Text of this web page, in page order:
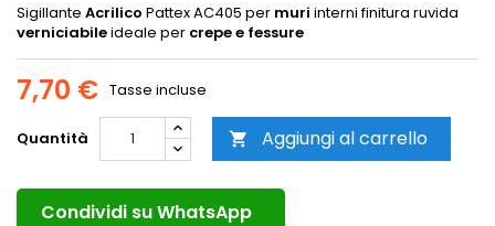
Sigillante Acrilico Pattex AC405 per muri interni finitura ruvida
verniciabileideale per crepe e fessure
7,70 € Tasse incluse
Quantità  Aggiungi al carrello
Condividi su WhatsApp